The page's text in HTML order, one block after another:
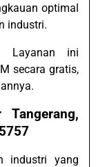
optimal
industri.
Layanan ini
secara gratis,
industri yang